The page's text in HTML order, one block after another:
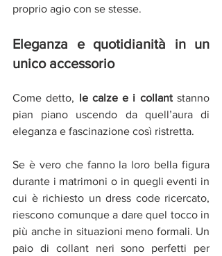
proprio agio con se stesse.
Eleganza e quotidianità in un
unico accessorio
Come detto, le calze e i collant stanno
pian piano uscendo da quell’aura di
eleganza e fascinazione così ristretta.
Se è vero che fanno la loro bella figura
durante i matrimoni o in quegli eventi in
cui è richiesto un dress code ricercato,
riescono comunque a dare quel tocco in
più anche in situazioni meno formali. Un
paio di collant neri sono perfetti per